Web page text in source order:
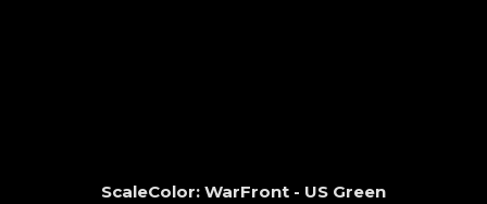
ScaleColor: WarFront - US Green